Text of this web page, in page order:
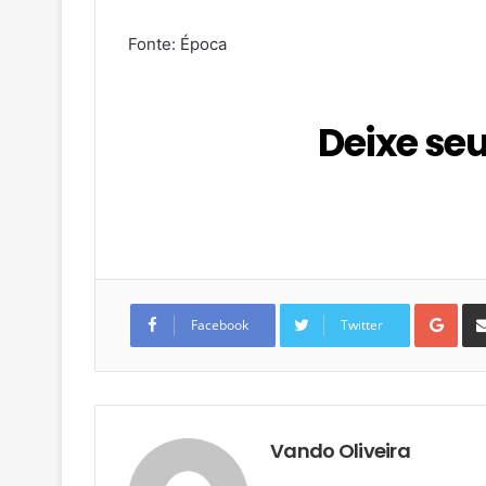
Fonte: Época
Deixe
Facebook Twitter
G
g
+
Vando Oliveira